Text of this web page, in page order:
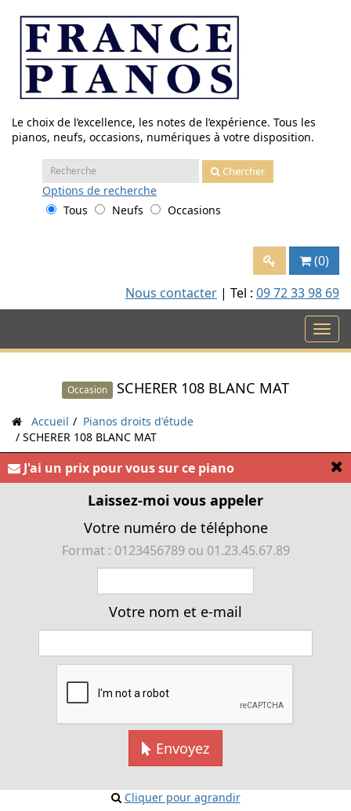
contenu
Le choix de l’excellence, les notes de l’expérience. Tous les
pianos, neufs, occasions, numériques à votre disposition.
Recherche
:
Chercher
Options de recherche
Tous
Neufs Occasions
(0)
Nous contacter | Tel : 09 72 33 98 69
Occasion SCHERER 108 BLANC MAT
Accueil
Pianos droits d'étude
SCHERER 108 BLANC MAT
« Piano droit d'étude SCHERER 108 Blanc Mat, 3
pédales et sourdine de travail »
Cliquer pour agrandir
J'ai un prix pour vous sur ce piano
Laissez-moi vous appeler
Votre numéro de téléphone
Format : 0123456789 ou 01.23.45.67.89
Votre nom et e-mail
Envoyez